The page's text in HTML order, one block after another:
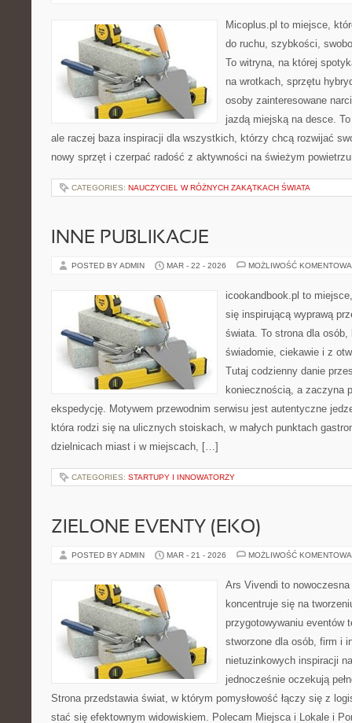
Micoplus.pl to miejsce,
do ruchu, szybkości,
To witryna, na której
na wrotkach, sprzętu
osoby zainteresowane
jazdą miejską na desce.
ale raczej baza inspiracji dla wszystkich, którzy chcą rozwijać
nowy sprzęt i czerpać radość z aktywności na świeżym
CATEGORIES: NAUCZYCIEL W RÓŻNYCH ZAKĄTKACH ŚWIATA
INNE PUBLIKACJE
POSTED BY ADMIN MAR - 22 - 2026 MOŻLIWOŚĆ
icookandbook.pl to
się inspirującą wyprawą
świata. To strona dla
świadomie, ciekawie i z
Tutaj codzienny danie
koniecznością, a zaczyna
ekspedycję. Motywem przewodnim serwisu jest autentyczne
która rodzi się na ulicznych stoiskach, w małych punktach
dzielnicach miast i w miejscach, […]
CATEGORIES: STARTUPY I INNOWATORZY
ZIELONE EVENTY (EKO)
POSTED BY ADMIN MAR - 21 - 2026 MOŻLIWOŚĆ
Ars Vivendi to
koncentruje się na
przygotowywaniu eventów
stworzone dla osób, firm i
nietuzinkowych inspiracji
jednocześnie oczekują
Strona przedstawia świat, w którym pomysłowość łączy się z
stać się efektownym widowiskiem. Polecam Miejsca i Lokale i